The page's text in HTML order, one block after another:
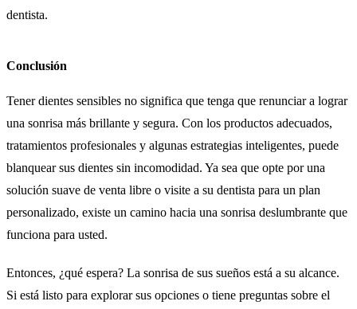
dentista.
Conclusión
Tener dientes sensibles no significa que tenga que renunciar a lograr
una sonrisa más brillante y segura. Con los productos adecuados,
tratamientos profesionales y algunas estrategias inteligentes, puede
blanquear sus dientes sin incomodidad. Ya sea que opte por una
solución suave de venta libre o visite a su dentista para un plan
personalizado, existe un camino hacia una sonrisa deslumbrante que
funciona para usted.
Entonces, ¿qué espera? La sonrisa de sus sueños está a su alcance.
Si está listo para explorar sus opciones o tiene preguntas sobre el